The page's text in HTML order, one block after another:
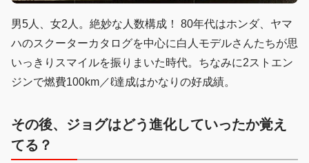
男5人、女2人。絶妙な人数構成！ 80年代はホンダ、ヤマ
ハのスクーターカタログを中心に白人モデルさんたちが思
いっきりスマイルを振りまいた時代。ちなみに2ストエン
ジンで燃費100km／ℓ達成はかなりの好成績。
その後、ジョグはどう進化していったか覚え
てる？